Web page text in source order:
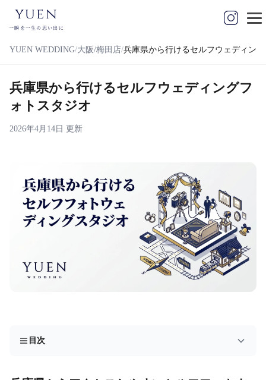
yuen
一瞬を一生の思い出に
YUEN WEDDING 大阪/梅田店 兵庫県から行けるセルフウェディン
兵庫県から行けるセルフウェディングフ
ォトスタジオ
2026年4月14日 更新
目次